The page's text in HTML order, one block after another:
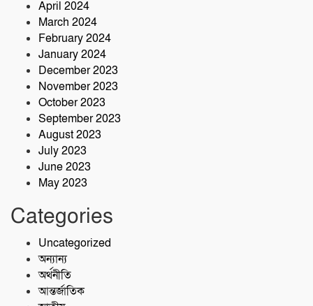
April 2024
March 2024
February 2024
January 2024
December 2023
November 2023
October 2023
September 2023
August 2023
July 2023
June 2023
May 2023
Categories
Uncategorized
অন্যান্য
অর্থনীতি
আন্তর্জাতিক